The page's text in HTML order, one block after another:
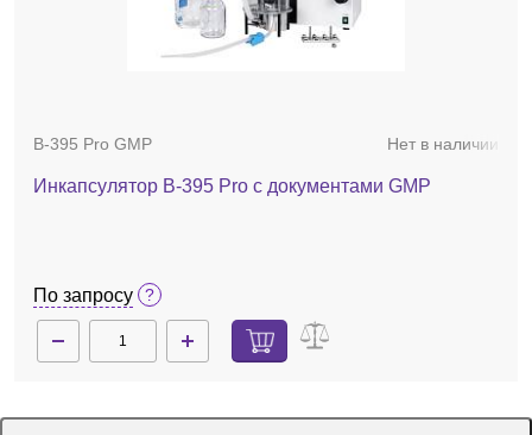
B-395 Pro GMP Нет в наличии
Инкапсулятор B-395 Pro с документами GMP
По запросу